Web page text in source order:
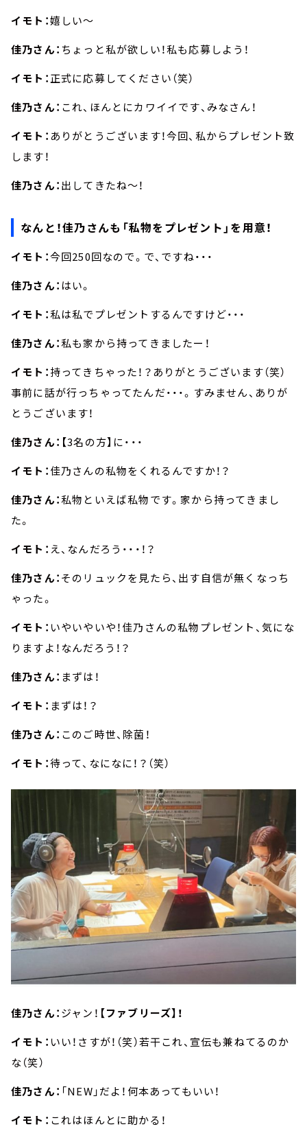
イモト：嬉しい～
佳乃さん： ちょっと私が欲しい！私も応募しよう！
イモト：正式に応募してください（笑）
佳乃さん： これ、ほんとにカワイイです、みなさん！
イモト： ありがとうございます！今回、私からプレゼント致
します！
佳乃さん：出してきたね～！
なんと！佳乃さんも「私物をプレゼント」を用意！
イモト：今回250回なので。で、ですね・・・
佳乃さん： はい。
イモト：私は私でプレゼントするんですけど・・・
佳乃さん：私も家から持ってきましたー！
イモト：持ってきちゃった！？ありがとうございます（笑）
事前に話が行っちゃってたんだ・・・。すみません、ありが
とうございます！
佳乃さん：【3名の方】に・・・
イモト：佳乃さんの私物をくれるんですか！？
佳乃さん：私物といえば私物です。家から持ってきまし
た。
イモト： え、なんだろう・・・！？
佳乃さん：そのリュックを見たら、出す自信が無くなっち
ゃった。
イモト： いやいやいや！佳乃さんの私物プレゼント、気にな
りますよ！なんだろう！？
佳乃さん： まずは！
イモト： まずは！？
佳乃さん： このご時世、除菌！
イモト：待って、なになに！？（笑）
佳乃さん：ジャン！ 【ファブリーズ】！
イモト： いい！さすが！（笑）若干これ、宣伝も兼ねてるのか
な（笑）
佳乃さん： 「NEW」だよ！何本あってもいい！
イモト： これはほんとに助かる！